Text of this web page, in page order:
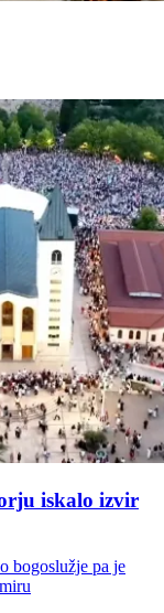
iskalo izvir
bogoslužje pa je